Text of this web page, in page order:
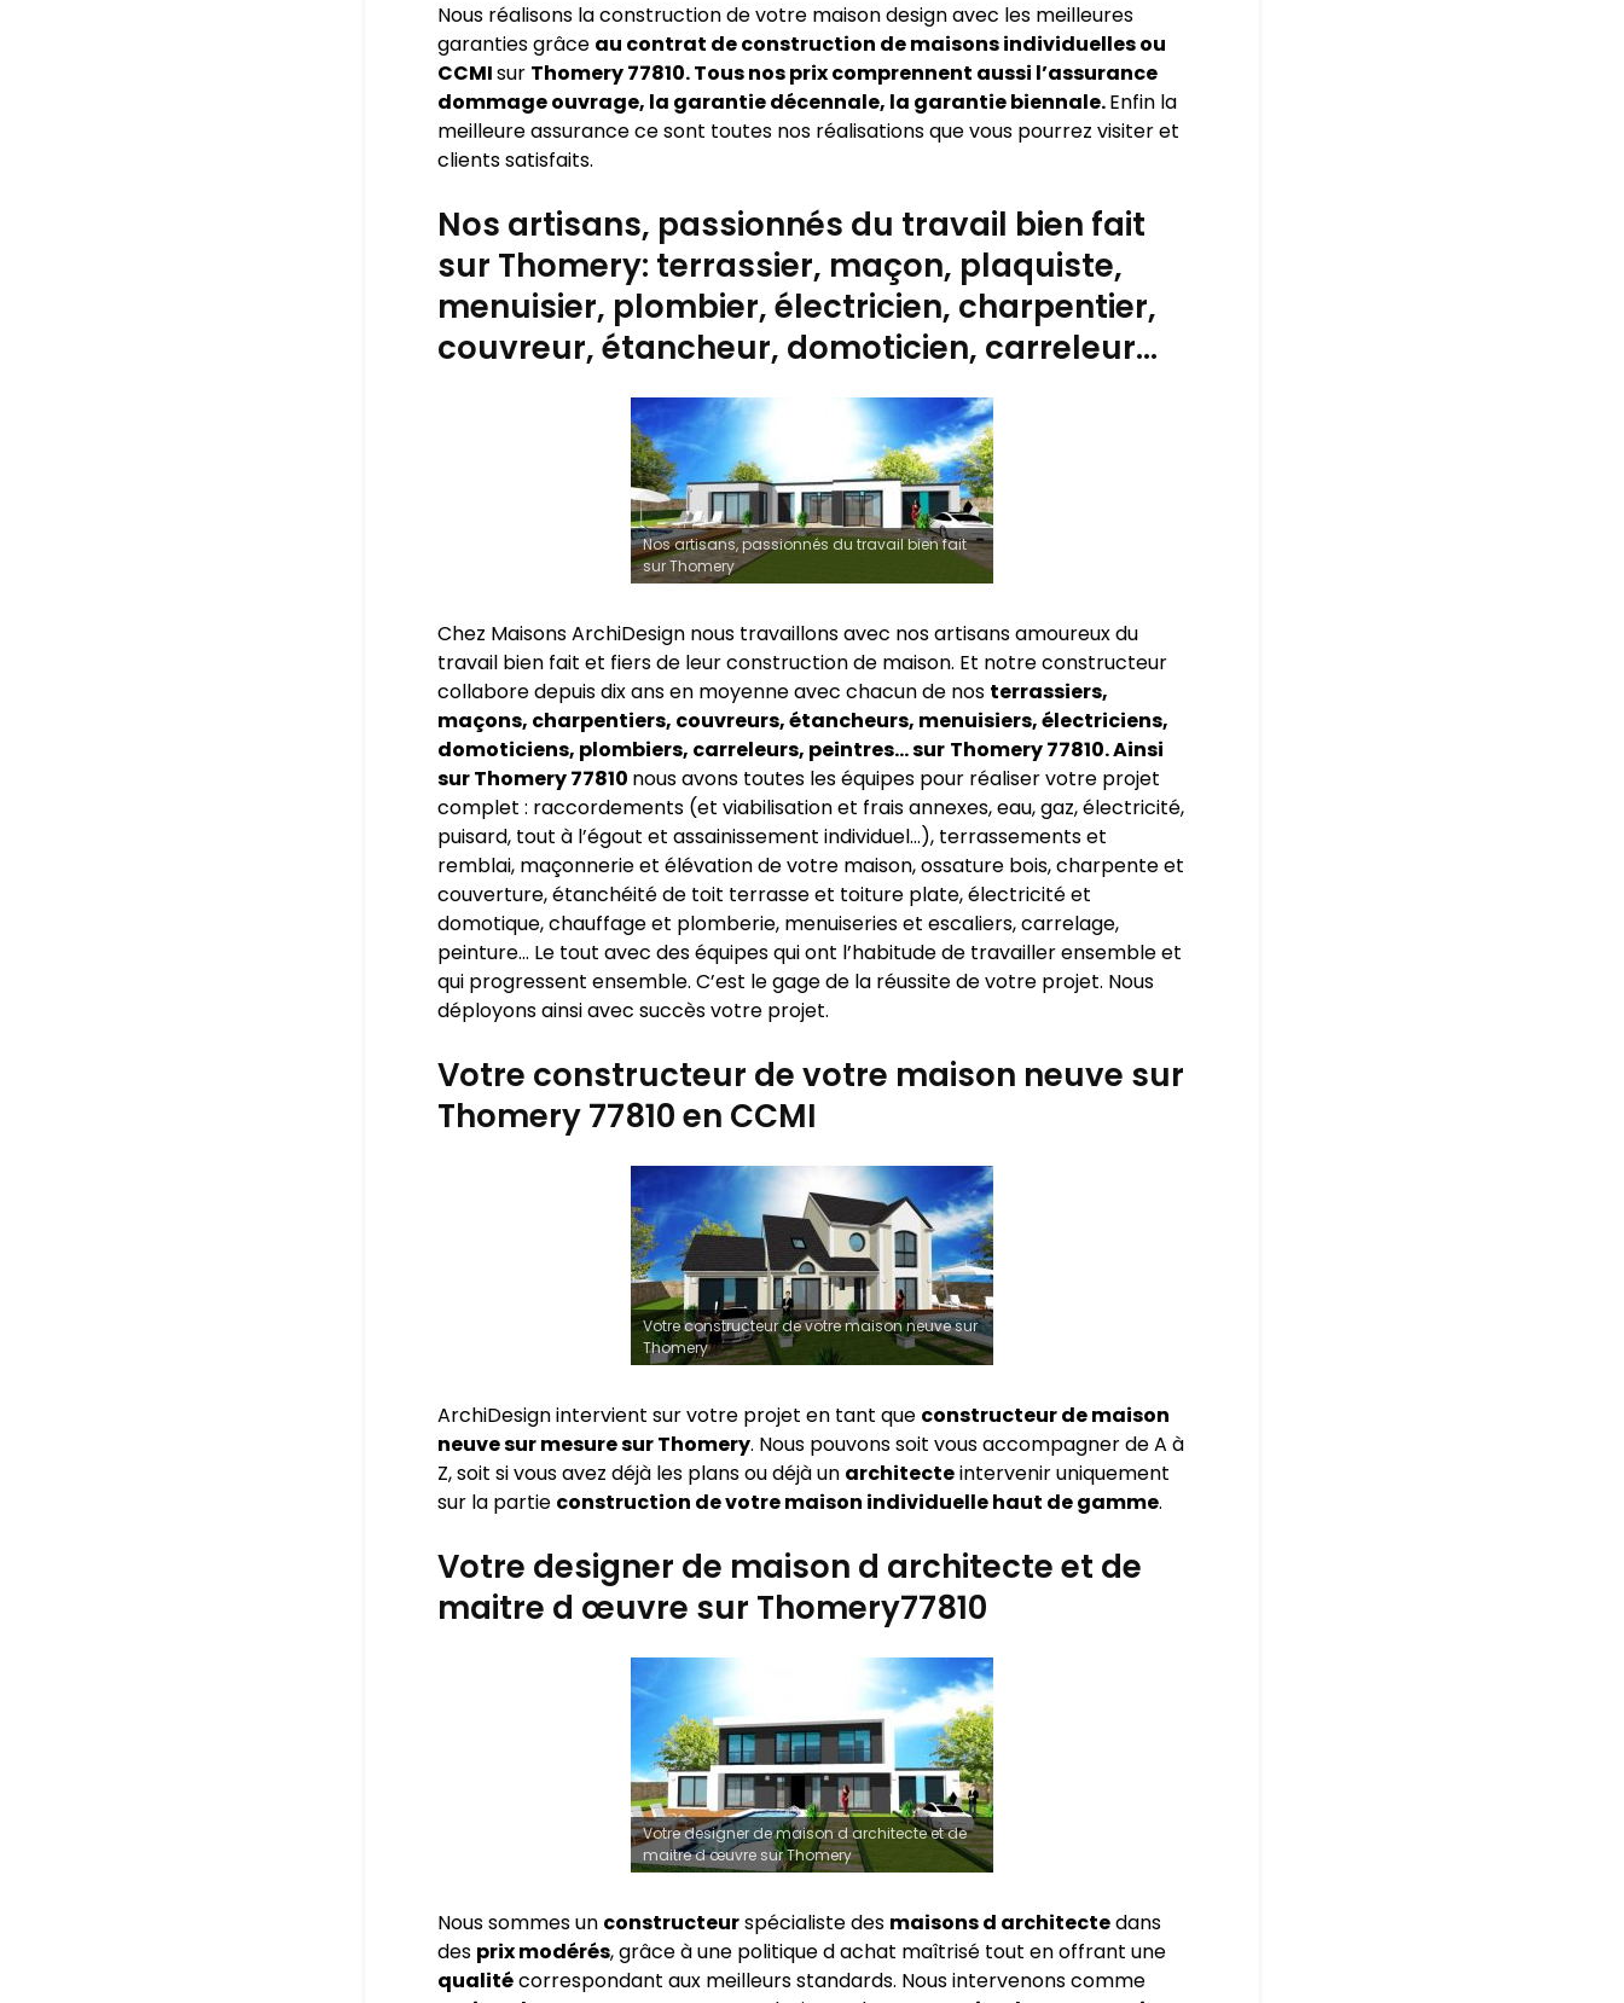
Nous réalisons la construction de votre maison design avec les meilleures
garanties grâce au contrat de construction de maisons individuelles ou
CCMIsur Thomery 77810. Tous nos prix comprennent aussi l’assurance
dommage ouvrage, la garantie décennale, la garantie biennale.Enfin la
meilleure assurance ce sont toutes nos réalisations que vous pourrez visiter et
clients satisfaits.
Nos artisans, passionnés du travail bien fait
sur Thomery: terrassier, maçon, plaquiste,
menuisier, plombier, électricien, charpentier,
couvreur, étancheur, domoticien, carreleur…
Nos artisans, passionnés du travail bien fait
sur Thomery
Chez Maisons ArchiDesign nous travaillons avec nos artisans amoureux du
travail bien fait et fiers de leur construction de maison. Et notre constructeur
collabore depuis dix ans en moyenne avec chacun de nos terrassiers,
maçons, charpentiers, couvreurs, étancheurs, menuisiers, électriciens,
domoticiens, plombiers, carreleurs, peintres… sur Thomery 77810. Ainsi
sur Thomery 77810 nous avons toutes les équipes pour réaliser votre projet
complet : raccordements (et viabilisation et frais annexes, eau, gaz, électricité,
puisard, tout à l’égout et assainissement individuel…), terrassements et
remblai, maçonnerie et élévation de votre maison, ossature bois, charpente et
couverture, étanchéité de toit terrasse et toiture plate, électricité et
domotique, chauffage et plomberie, menuiseries et escaliers, carrelage,
peinture… Le tout avec des équipes qui ont l’habitude de travailler ensemble et
qui progressent ensemble. C’est le gage de la réussite de votre projet. Nous
déployons ainsi avec succès votre projet.
Votre constructeur de votre maison neuve sur
Thomery 77810 en CCMI
Votre constructeur de votre maison neuve sur
Thomery
ArchiDesign intervient sur votre projet en tant que constructeur de maison
neuve sur mesure surThomery. Nous pouvons soit vous accompagner de A à
Z, soit si vous avez déjà les plans ou déjà un architecteintervenir uniquement
sur la partie construction de votre maison individuelle haut de gamme.
Votre designer de maison d architecte et de
maitre d œuvre sur Thomery77810
Votre designer de maison d architecte et de
maitre d œuvre sur Thomery
Nous sommes un constructeurspécialiste des maisons d architectedans
des prix modérés, grâce à une politique d achat maîtrisé tout en offrant une
qualitécorrespondant aux meilleurs standards. Nous intervenons comme